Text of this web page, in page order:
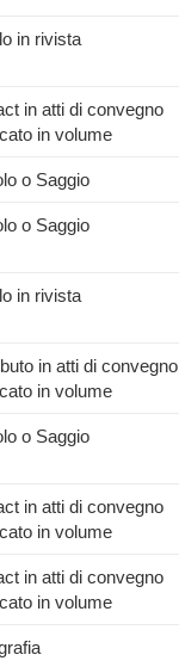
in rivista
in atti di convegno
in volume
o Saggio
o Saggio
in rivista
in atti di convegno
in volume
o Saggio
in atti di convegno
in volume
in atti di convegno
in volume